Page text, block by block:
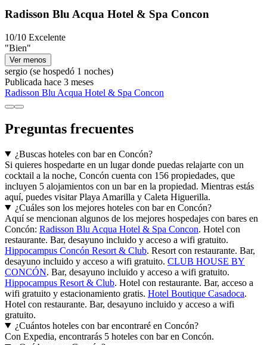
Radisson Blu Acqua Hotel & Spa Concon
10/10 Excelente
"Bien"
Ver menos
sergio (se hospedó 1 noches)
Publicada hace 3 meses
Radisson Blu Acqua Hotel & Spa Concon
Preguntas frecuentes
¿Buscas hoteles con bar en Concón?
Si quieres hospedarte en un lugar donde puedas relajarte con un
cocktail a la noche, Concón cuenta con 156 propiedades, que
incluyen 5 alojamientos con un bar en la propiedad. Mientras estás
aquí, puedes visitar Playa Amarilla y Caleta Higuerilla.
¿Cuáles son los mejores hoteles con bar en Concón?
Aquí se mencionan algunos de los mejores hospedajes con bares en
Concón: Radisson Blu Acqua Hotel & Spa Concon. Hotel con
restaurante. Bar, desayuno incluido y acceso a wifi gratuito.
Hippocampus Concón Resort & Club. Resort con restaurante. Bar,
desayuno incluido y acceso a wifi gratuito. CLUB HOUSE BY
CONCÓN. Bar, desayuno incluido y acceso a wifi gratuito.
Hippocampus Resort & Club. Hotel con restaurante. Bar, acceso a
wifi gratuito y estacionamiento gratis. Hotel Boutique Casadoca.
Hotel con restaurante. Bar, desayuno incluido y acceso a wifi
gratuito.
¿Cuántos hoteles con bar encontraré en Concón?
Con Expedia, encontrarás 5 hoteles con bar en Concón.